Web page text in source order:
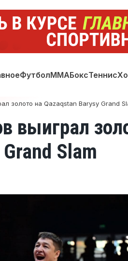
ФутболММАБоксТеннис
золото на Qazaqstan Barysy Grand
выиграл
Slam